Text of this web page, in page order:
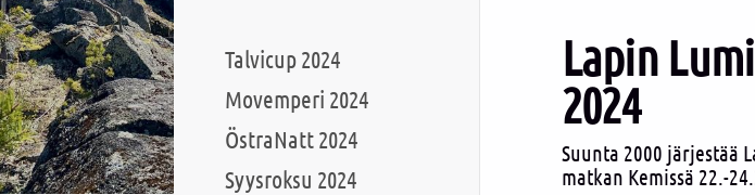
Talvicup 2024
Movemperi 2024
ÖstraNatt 2024
Syysroksu 2024
Lapin
2024
Suunta 2000 järjestää
matkan Kemissä 22.-